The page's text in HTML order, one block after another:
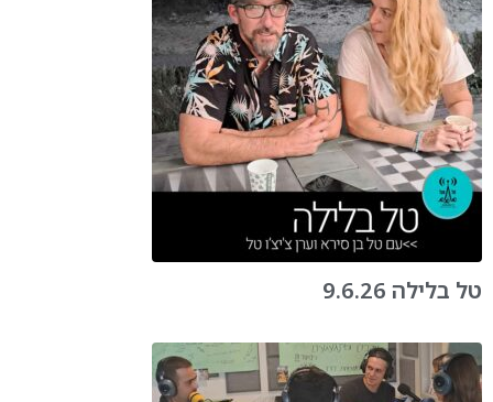
טל בלילה 9.6.26